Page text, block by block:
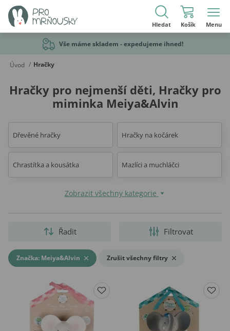
Hledat Košík Menu
Vše máme skladem - expedujeme ihned!
Úvod / Hračky
Hračky pro nejmenší děti, Hračky pro
miminka Meiya&Alvin
Dřevěné hračky Hračky na kočárek
Chrastítka a kousátka Mazlíci a muchláčci
Zobrazit všechny kategorie
Filtrovat
Řadit
Značka: Meiya&Alvin Zrušit všechny filtry